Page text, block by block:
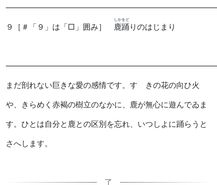
９
［＃「９」は「□」囲み］ 鹿踊
しかをど
りのはじまり
まだ剖れない巨きな愛の感情です。すゝきの花の向ひ火
や、きらめく赤褐の樹立のなかに、鹿が無心に遊んでゐま
す。ひとは自分と鹿との区別を忘れ、いつしよに踊らうと
さへします。
了